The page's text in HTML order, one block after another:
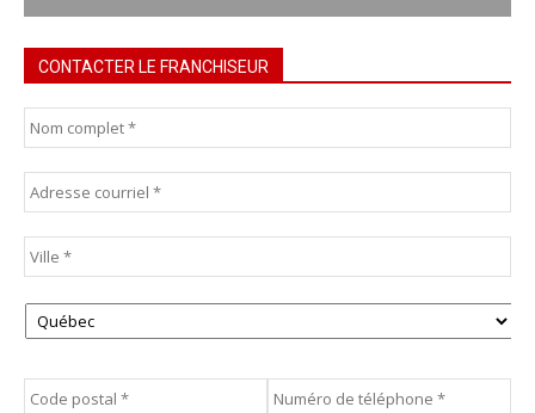
CONTACTER LE FRANCHISEUR
Nom
complet *
Courriel *
Adresse *
Code
postal *
Téléphone *